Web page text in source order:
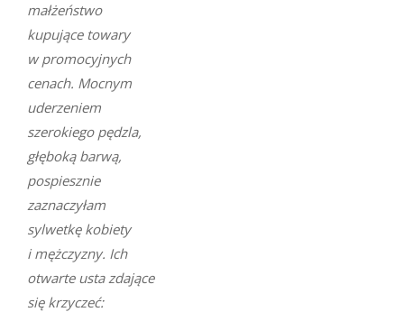
małżeństwo
kupujące towary
w promocyjnych
cenach. Mocnym
uderzeniem
szerokiego pędzla,
głęboką barwą,
pospiesznie
zaznaczyłam
sylwetkę kobiety
i mężczyzny. Ich
otwarte usta zdające
się krzyczeć: